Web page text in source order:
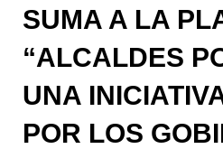
SUMA A LA
“ALCALDES
UNA
POR LOS